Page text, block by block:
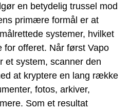
en betydelig trussel mod
primære formål er at
systemer, hvilket
offeret. Når først Vapo
et system, scanner den
at kryptere en lang række
fotos, arkiver,
Som et resultat